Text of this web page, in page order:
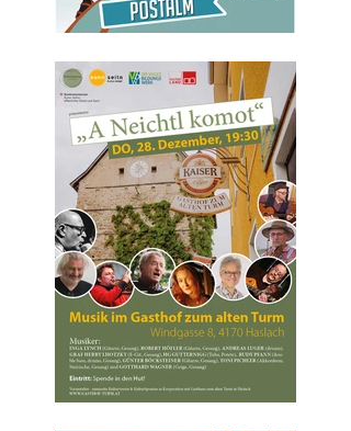
Freitag 29.
Dezember 2023
13.00 – 14:30
SESSELLIFTKONZER
T
„MITTAGSGELÄUT“a
uf der Postalm